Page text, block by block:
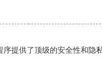
提供了顶级的安全性和隐私